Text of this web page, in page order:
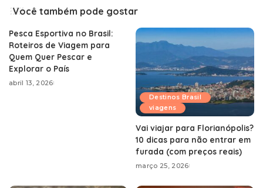
Você também pode gostar
Pesca Esportiva no Brasil:
Roteiros de Viagem para
Quem Quer Pescar e
Explorar o País
abril 13, 2026
Destinos Brasil
viagens
Vai viajar para Florianópolis?
10 dicas para não entrar em
furada (com preços reais)
março 25, 2026